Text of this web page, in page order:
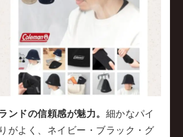
ンドの信頼感が魅力。 細かなパイ
がよく、ネイビー・ブラック・グ